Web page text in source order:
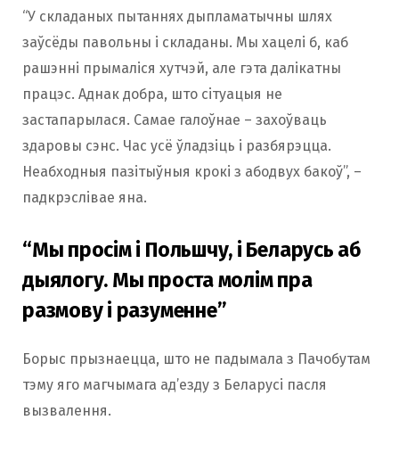
“У складаных пытаннях дыпламатычны шлях
заўсёды павольны і складаны. Мы хацелі б, каб
рашэнні прымаліся хутчэй, але гэта далікатны
працэс. Аднак добра, што сітуацыя не
застапарылася. Самае галоўнае – захоўваць
здаровы сэнс. Час усё ўладзіць і разбярэцца.
Неабходныя пазітыўныя крокі з абодвух бакоў”, –
падкрэслівае яна.
“Мы просім і Польшчу, і Беларусь аб
дыялогу. Мы проста молім пра
размову і разуменне”
Борыс прызнаецца, што не падымала з Пачобутам
тэму яго магчымага ад’езду з Беларусі пасля
вызвалення.